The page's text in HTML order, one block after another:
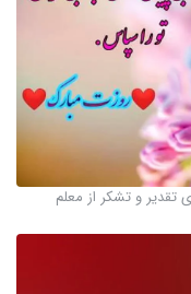
تقدیر و تشکر از معلم